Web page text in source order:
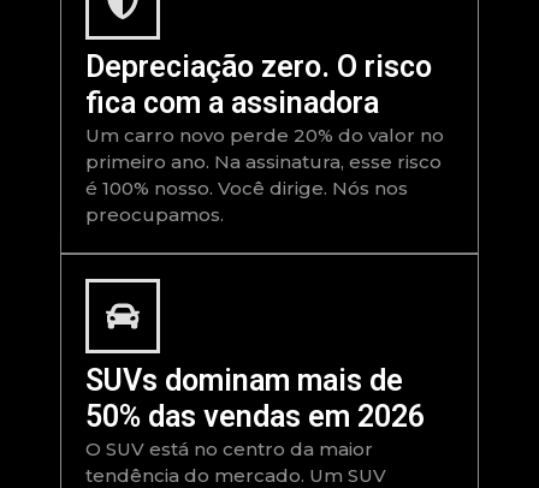
Depreciação zero. O risco
fica com a assinadora
Um carro novo perde 20% do valor no
primeiro ano. Na assinatura, esse risco
é 100% nosso. Você dirige. Nós nos
preocupamos.
SUVs dominam mais de
50% das vendas em 2026
O SUV está no centro da maior
tendência do mercado. Um SUV